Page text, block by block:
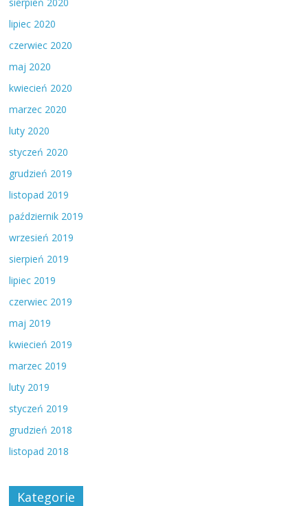
lipiec 2020
czerwiec 2020
maj 2020
kwiecień 2020
marzec 2020
luty 2020
styczeń 2020
grudzień 2019
listopad 2019
październik 2019
wrzesień 2019
sierpień 2019
lipiec 2019
czerwiec 2019
maj 2019
kwiecień 2019
marzec 2019
luty 2019
styczeń 2019
grudzień 2018
listopad 2018
Kategorie